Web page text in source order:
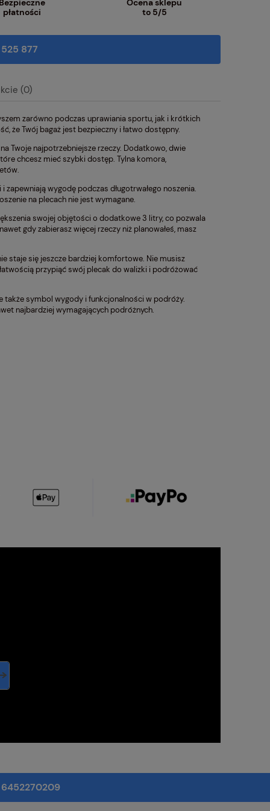
płatności
to 5/5
877
kosztów
(0)
zarówno podczas uprawiania sportu, jak i krótkich
że Twój bagaż jest bezpieczny i łatwo dostępny.
Twoje najpotrzebniejsze rzeczy. Dodatkowo, dwie
chcesz mieć szybki dostęp. Tylna komora,
wygodę podczas długotrwałego noszenia.
na plecach nie jest wymagane.
swojej objętości o dodatkowe 3 litry, co pozwala
gdy zabierasz więcej rzeczy niż planowałeś, masz
staje się jeszcze bardziej komfortowe. Nie musisz
przypiąć swój plecak do walizki i podróżować
także symbol wygody i funkcjonalności w podróży.
najbardziej wymagających podróżnych.
6452270209